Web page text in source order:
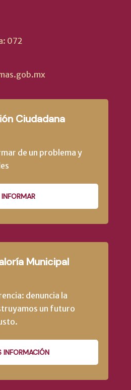
072
Ciudadana
de un problema y
INFORMAR
Municipal
denuncia la
un futuro
INFORMACIÓN